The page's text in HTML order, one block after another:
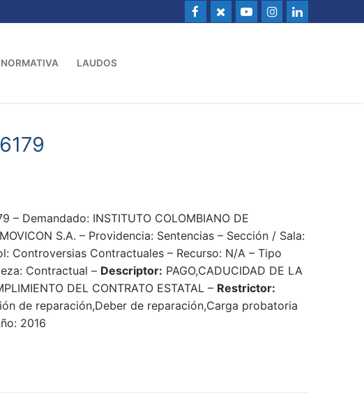
NORMATIVA LAUDOS
– Demandado: INSTITUTO COLOMBIANO DE
S.A. – Providencia: Sentencias – Sección / Sala:
Controversias Contractuales – Recurso: N/A – Tipo
Contractual – Descriptor: PAGO,CADUCIDAD DE LA
DEL CONTRATO ESTATAL – Restrictor:
de reparación,Deber de reparación,Carga probatoria
2016